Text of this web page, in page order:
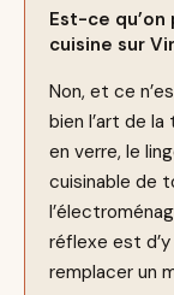
Est-ce
cuisine sur
Non, et ce
bien l’art de
en verre, le
cuisinable de
réflexe est
remplacer un